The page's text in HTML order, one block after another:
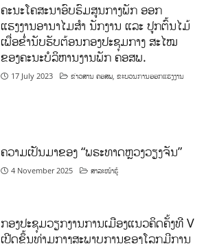
ຄະນະໂຄສະນາອົບຮົມສູນກາງພັກ ອອກ
ແຮງງານອານາໄມສໍາ ນັກງານ ແລະ ປູກຕົ້ນໄມ້
ເພື່ອຂໍ່ານັບຮັບຕ້ອນກອງປະຊຸມກາງ ສະໄໝ
ຂອງຄະນະບໍລິຫານງານພັກ ຄອສພ.
17 July 2023 ຂ່າວສານ ຄອສພ ,ຂະບວນການອອກແຮງງານ
ຄວາມເປັນມາຂອງ “ພຣະທາດຫຼວງວຽງຈັນ”
4 November 2025 ສາລະໜ້າຮູ້
ກອງປະຊຸມວຽກງານການເມືອງແນວຄິດຄັ້ງທີ V
ເປີດຂຶ້ນທ່າມກາງສະພາບການຂອງໂລກມີການ